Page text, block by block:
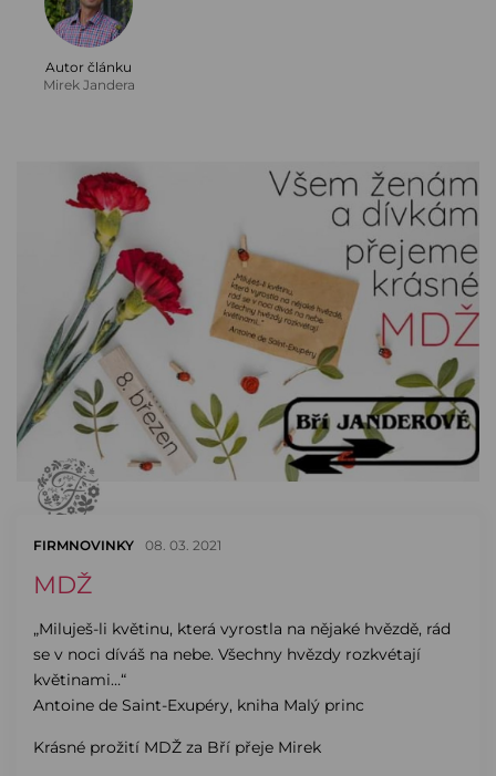
Autor článku
Mirek Jandera
FIRMNOVINKY 08. 03. 2021
MDŽ
„Miluješ-li květinu, která vyrostla na nějaké hvězdě, rád
se v noci díváš na nebe. Všechny hvězdy rozkvétají
květinami…“
Antoine de Saint-Exupéry, kniha Malý princ
Krásné prožití MDŽ za Bří přeje Mirek